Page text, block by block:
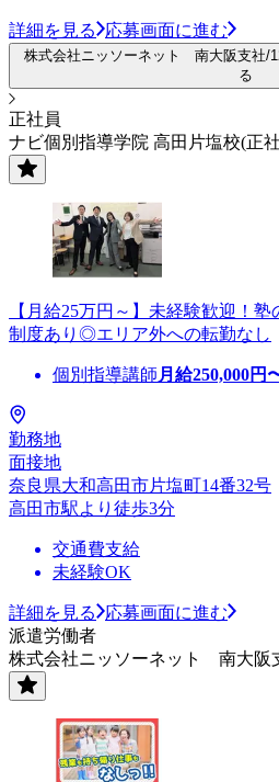
詳細を見る 応募画面に進む
株式会社ニッソーネット 南大阪支社/
る
正社員
ナビ個別指導学院 高田片塩校(正
【月給25万円～】未経験歓迎！
制度あり◎エリア外への転勤なし
個別指導講師 月給250,000円
勤務地
面接地
奈良県大和高田市片塩町14番32号
高田市駅より徒歩3分
交通費支給
未経験OK
詳細を見る
応募画面に進む
派遣労働者
株式会社ニッソーネット 南大阪